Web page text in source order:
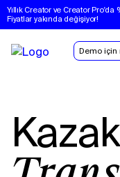
Yıllık Creator ve Creator Pro'da
Fiyatlar yakında değişiyor!
Demo için